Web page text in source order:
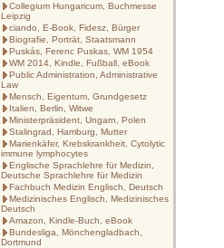
Collegium Hungaricum, Buchmesse
Leipzig
ciando, E-Book, Fidesz, Bürger
Biografie, Porträt, Staatsmann
Puskás, Ferenc Puskas, WM 1954
WM 2014, Kindle, Fußball, eBook
Public Administration, Administrative
Law
Mensch, Eigentum, Grundgesetz
Italien, Berlin, Witwe
Ministerpräsident, Ungarn, Polen
Stalingrad, Hamburg, Mutter
Marienkäfer, Krebskrankheit, Cytolytic
immune lymphocytes
Englische Sprachlehre für Medizin,
Deutsche Sprachlehre für Medizin
Fachbuch Medizin Englisch, Deutsch
Medizinisches Englisch, Medizinisches
Deutsch
Amazon, Kindle-Buch, eBook
Bundesliga, Mönchengladbach,
Dortmund